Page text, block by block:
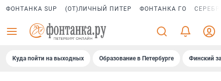
ФОНТАНКА SUP (ОТ)ЛИЧНЫЙ ПИТЕР ФОНТАНКА ГО
Куда пойти на выходных Образование в Петербурге Финский